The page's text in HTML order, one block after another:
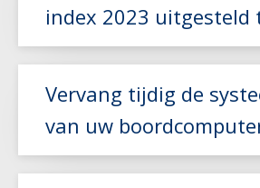
index 2023 uitgesteld
november
Vervang tijdig de
van uw